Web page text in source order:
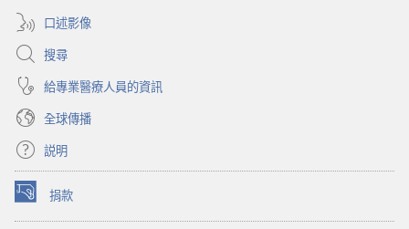
口述影像
搜尋
給專業醫療人員的資訊
全球傳播
説明
捐款
（開
啟